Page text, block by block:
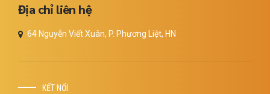
Địa chỉ liên hệ
64 Nguyễn Viết Xuân, P. Phương Liệt, HN
KẾT NỐI